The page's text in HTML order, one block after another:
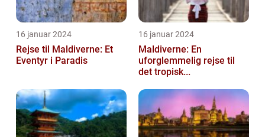
16 januar 2024
Rejse til Maldiverne: Et
Eventyr i Paradis
16 januar 2024
Maldiverne: En
uforglemmelig rejse til
det tropisk...